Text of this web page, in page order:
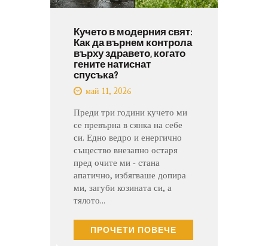
Кучето в модерния свят:
Как да върнем контрола
върху здравето, когато
гените натиснат
спусъка?
май 11, 2026
Преди три години кучето ми
се превърна в сянка на себе
си. Едно ведро и енергично
същество внезапно остаря
пред очите ми - стана
апатично, избягваше допира
ми, загуби козината си, а
тялото…
ПРОЧЕТИ ПОВЕЧЕ